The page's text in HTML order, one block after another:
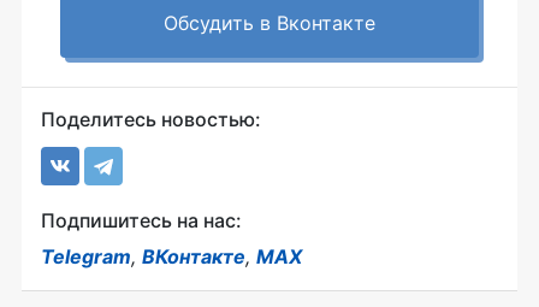
Обсудить в Вконтакте
Поделитесь новостью:
Подпишитесь на нас:
Telegram, ВКонтакте, MAX